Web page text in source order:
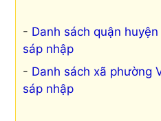
Danh sách quận
sáp nhập
Danh sách xã phường
sáp nhập